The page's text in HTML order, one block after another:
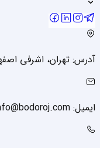
آدرس: تهران، اشرفی
ایمیل: info@bodoroj.com